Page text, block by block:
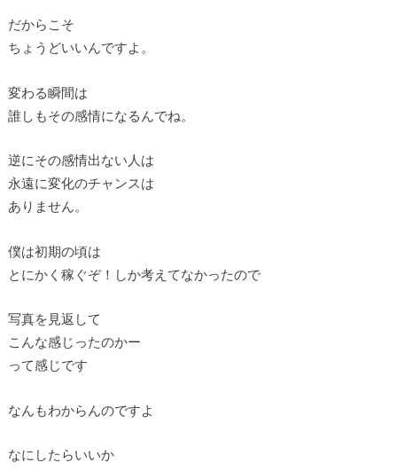
だからこそ
ちょうどいいんですよ。
変わる瞬間は
誰しもその感情になるんでね。
逆にその感情出ない人は
永遠に変化のチャンスは
ありません。
僕は初期の頃は
とにかく稼ぐぞ！しか考えてなかったので
写真を見返して
こんな感じったのかー
って感じです
なんもわからんのですよ
なにしたらいいか